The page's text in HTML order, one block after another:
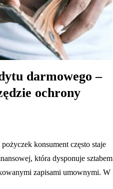
darmowego –
ochrony
konsument często staje
która dysponuje sztabem
zapisami umownymi. W